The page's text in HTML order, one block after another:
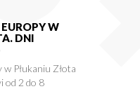
W
DNI
Płukaniu Złota
od 2 do 8